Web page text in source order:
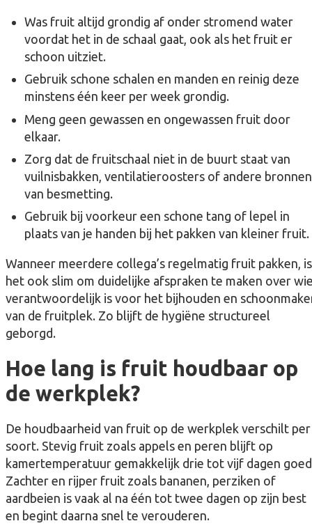
Was fruit altijd grondig af onder stromend water
voordat het in de schaal gaat, ook als het fruit er
schoon uitziet.
Gebruik schone schalen en manden en reinig deze
minstens één keer per week grondig.
Meng geen gewassen en ongewassen fruit door
elkaar.
Zorg dat de fruitschaal niet in de buurt staat van
vuilnisbakken, ventilatieroosters of andere bronnen
van besmetting.
Gebruik bij voorkeur een schone tang of lepel in
plaats van je handen bij het pakken van kleiner fruit.
Wanneer meerdere collega’s regelmatig fruit pakken, is
het ook slim om duidelijke afspraken te maken over
verantwoordelijk is voor het bijhouden en
van de fruitplek. Zo blijft de hygiëne structureel
geborgd.
Hoe lang is fruit houdbaar op
de werkplek?
De houdbaarheid van fruit op de werkplek verschilt per
soort. Stevig fruit zoals appels en peren blijft op
kamertemperatuur gemakkelijk drie tot vijf dagen
Zachter en rijper fruit zoals bananen, perziken of
aardbeien is vaak al na één tot twee dagen op zijn best
en begint daarna snel te verouderen.